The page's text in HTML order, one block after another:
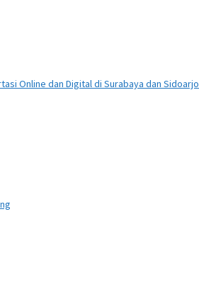
Online dan Digital di Surabaya dan Sidoarjo